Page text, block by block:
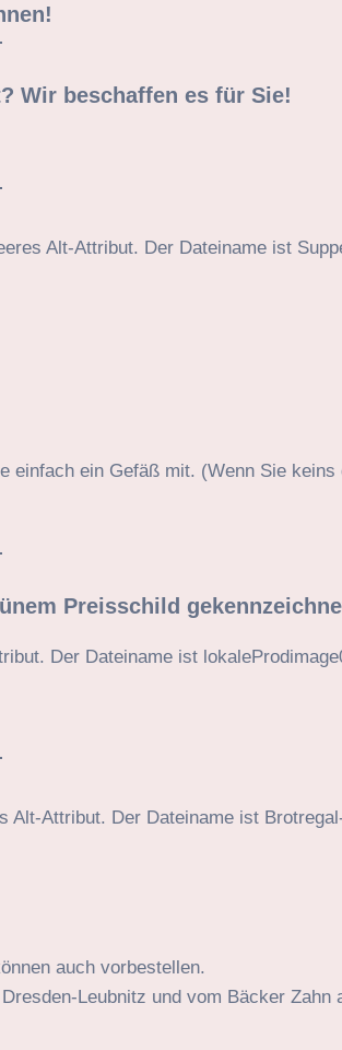
Wir beschaffen es für Sie!
einfach ein Gefäß mit. (Wenn Sie keins
Preisschild
auch vorbestellen.
Leubnitz und vom Bäcker Zahn